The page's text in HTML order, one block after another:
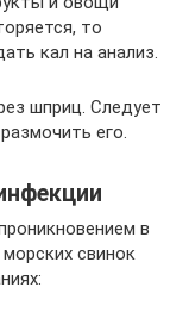
то
кал на анализ.
шприц. Следует
его.
в
свинок